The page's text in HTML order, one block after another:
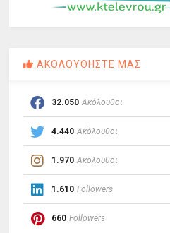
ΑΚΟΛΟΥΘΗΣΤΕ ΜΑΣ
32.050 Ακόλουθοι
4.440 Ακόλουθοι
1.970 Ακόλουθοι
1.610 Followers
660 Followers